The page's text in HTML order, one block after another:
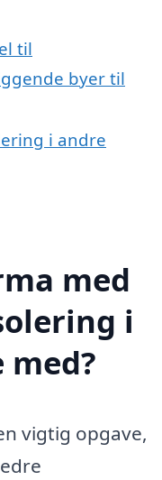
til
byer til
i andre
med
i
vigtig opgave,